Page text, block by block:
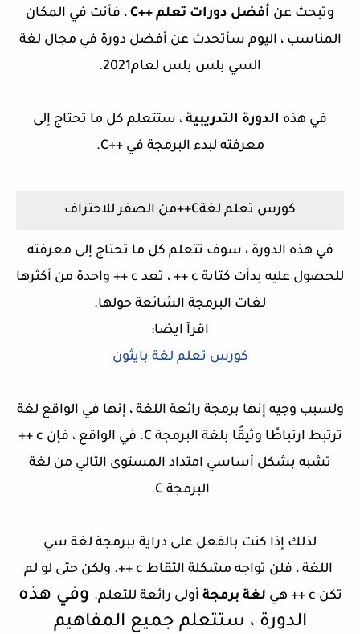
وتبحث عن أفضل دورات تعلم ++C
، فأنت في المكان
المناسب ، اليوم سأتحدث عن أفضل دورة في مجال لغة
السي بلس بلس لعام2021.
في هذه الدورة التدريبية ، ستتعلم كل ما تحتاج إلى
معرفته لبدء البرمجة في ++C.
كورس تعلم لغةC++من الصفر للاحتراف
في هذه الدورة ، سوف تتعلم كل ما تحتاج إلى معرفته
للحصول عليه بدأت كتابة c ++ ، تعد c ++ واحدة من أكثرها
لغات البرمجة الشائعة حولها.
اقرآ ايضا:
كورس تعلم لغة بايثون
ولسبب وجيه إنها برمجة رائعة اللغة ، إنها في الواقع لغة
ترتبط ارتباطًا وثيقًا بلغة البرمجة C. في الواقع ، فإن c ++
تشبه بشكل أساسي امتداد المستوى التالي من لغة
البرمجة C.
لذلك إذا كنت بالفعل على دراية ببرمجة لغة سي
اللغة ، فلن تواجه مشكلة التقاط c ++. ولكن حتى لو لم
تكن c ++ هي
لغة برمجة أولى رائعة للتعلم. وفي هذه
الدورة ، ستتعلم جميع المفاهيم